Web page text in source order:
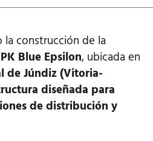
construcción de la
Blue Epsilon, ubicada en
de Júndiz (Vitoria-
diseñada para
de distribución y